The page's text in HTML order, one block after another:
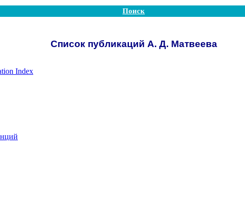
Поиск
Список публикаций А. Д. Матвеева
Index